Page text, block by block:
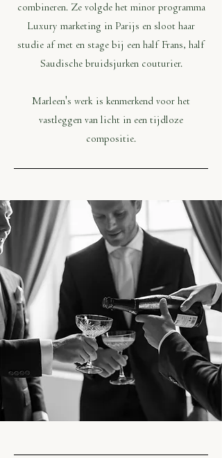
combineren. Ze volgde het minor programma
Luxury marketing in Parijs en sloot haar
studie af met en stage bij een half Frans, half
Saudische bruidsjurken couturier.
Marleen's werk is kenmerkend voor het
vastleggen van licht in een tijdloze
compositie.